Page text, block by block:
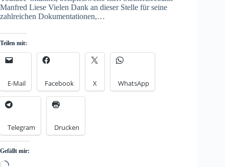
Manfred Liese Vielen Dank an dieser Stelle für seine
zahlreichen Dokumentationen,…
Teilen mit:
E-Mail Facebook X WhatsApp
Telegram Drucken
Gefällt mir:
Loading…